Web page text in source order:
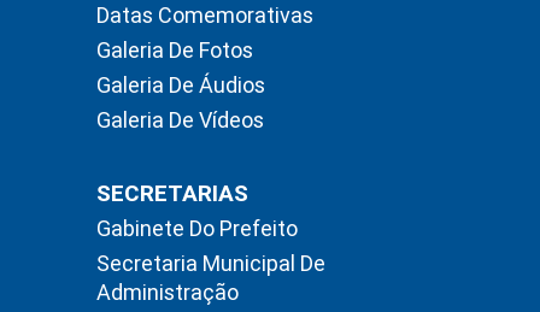
Datas Comemorativas
Galeria De Fotos
Galeria De Áudios
Galeria De Vídeos
SECRETARIAS
Gabinete Do Prefeito
Secretaria Municipal De
Administração